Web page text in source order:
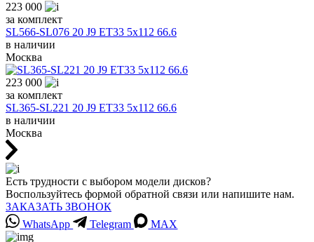
223 000
за комплект
SL566-SL076 20 J9 ET33 5x112 66.6
в наличии
Москва
223 000
за комплект
SL365-SL221 20 J9 ET33 5x112 66.6
в наличии
Москва
Есть трудности с выбором модели дисков?
Воспользуйтесь формой обратной связи или напишите нам.
ЗАКАЗАТЬ ЗВОНОК
WhatsApp
Telegram MAX